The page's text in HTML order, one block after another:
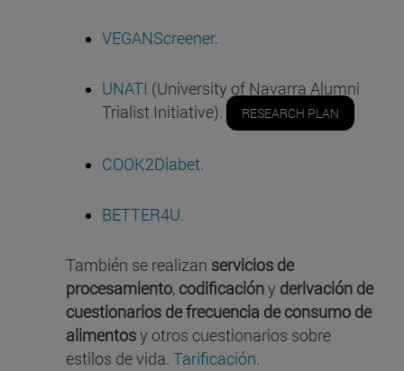
VEGANScreener.
UNATI (University of Navarra Alumni
Trialist Initiative).
RESEARCH PLAN
COOK2Diabet.
BETTER4U.
También se realizan servicios de
procesamiento, codificacióny derivación de
cuestionarios de frecuencia de consumo de
alimentosy otros cuestionarios sobre
estilos de vida. Tarificación.